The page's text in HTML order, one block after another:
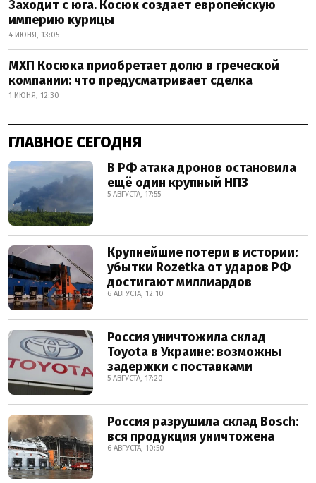
Заходит с юга. Косюк создает европейскую
империю курицы
4 ИЮНЯ, 13:05
МХП Косюка приобретает долю в греческой
компании: что предусматривает сделка
1 ИЮНЯ, 12:30
ГЛАВНОЕ СЕГОДНЯ
В РФ атака дронов остановила
ещё один крупный НПЗ
5 АВГУСТА, 17:55
Крупнейшие потери в истории:
убытки Rozetka от ударов РФ
достигают миллиардов
6 АВГУСТА, 12:10
Россия уничтожила склад
Toyota в Украине: возможны
задержки с поставками
5 АВГУСТА, 17:20
Россия разрушила склад Bosch:
вся продукция уничтожена
6 АВГУСТА, 10:50